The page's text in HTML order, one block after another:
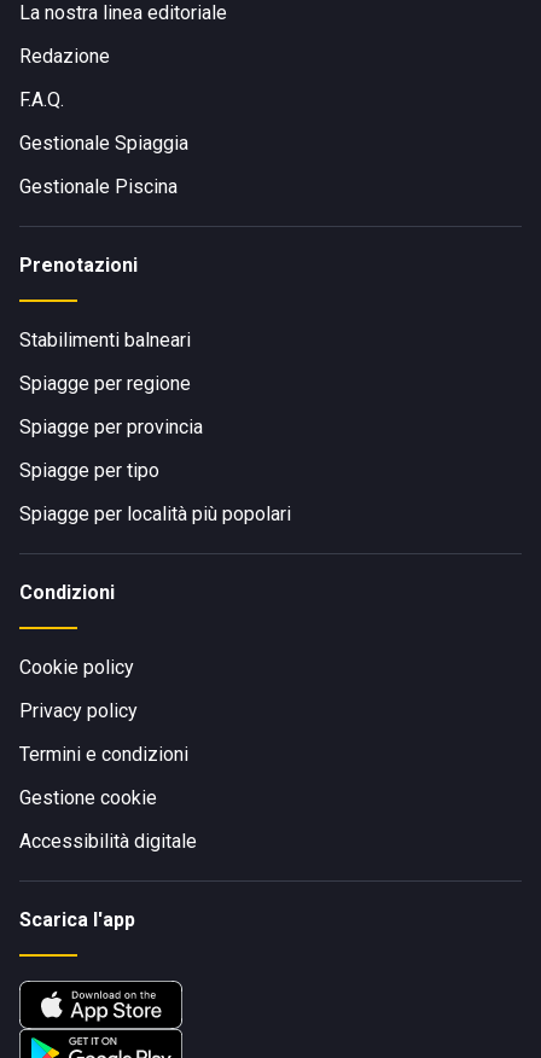
La nostra linea editoriale
Redazione
F.A.Q.
Gestionale Spiaggia
Gestionale Piscina
Prenotazioni
Stabilimenti balneari
Spiagge per regione
Spiagge per provincia
Spiagge per tipo
Spiagge per località più popolari
Condizioni
Cookie policy
Privacy policy
Termini e condizioni
Gestione cookie
Accessibilità digitale
Scarica l'app